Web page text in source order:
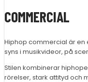
COMMERCIAL
Hiphop commercial är en
syns i musikvideor, på
Stilen kombinerar
rörelser, stark attityd och